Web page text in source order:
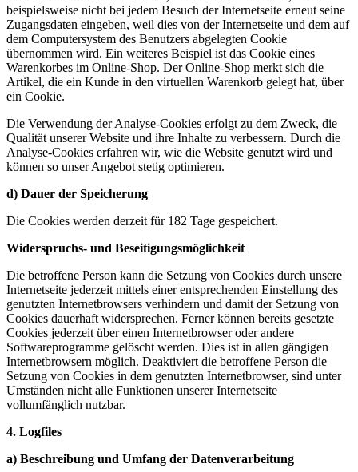
beispielsweise nicht bei jedem Besuch der Internetseite erneut seine
Zugangsdaten eingeben, weil dies von der Internetseite und dem auf
dem Computersystem des Benutzers abgelegten Cookie
übernommen wird. Ein weiteres Beispiel ist das Cookie eines
Warenkorbes im Online-Shop. Der Online-Shop merkt sich die
Artikel, die ein Kunde in den virtuellen Warenkorb gelegt hat, über
ein Cookie.
Die Verwendung der Analyse-Cookies erfolgt zu dem Zweck, die
Qualität unserer Website und ihre Inhalte zu verbessern. Durch die
Analyse-Cookies erfahren wir, wie die Website genutzt wird und
können so unser Angebot stetig optimieren.
d) Dauer der Speicherung
Die Cookies werden derzeit für 182 Tage gespeichert.
Widerspruchs- und Beseitigungsmöglichkeit
Die betroffene Person kann die Setzung von Cookies durch unsere
Internetseite jederzeit mittels einer entsprechenden Einstellung des
genutzten Internetbrowsers verhindern und damit der Setzung von
Cookies dauerhaft widersprechen. Ferner können bereits gesetzte
Cookies jederzeit über einen Internetbrowser oder andere
Softwareprogramme gelöscht werden. Dies ist in allen gängigen
Internetbrowsern möglich. Deaktiviert die betroffene Person die
Setzung von Cookies in dem genutzten Internetbrowser, sind unter
Umständen nicht alle Funktionen unserer Internetseite
vollumfänglich nutzbar.
4. Logfiles
a) Beschreibung und Umfang der Datenverarbeitung